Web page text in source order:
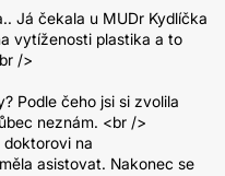
Já čekala u MUDr Kydlíčka
vytíženosti plastika a to
/>
Podle čeho jsi si zvolila
neznám. <br />
doktorovi na
asistovat. Nakonec se